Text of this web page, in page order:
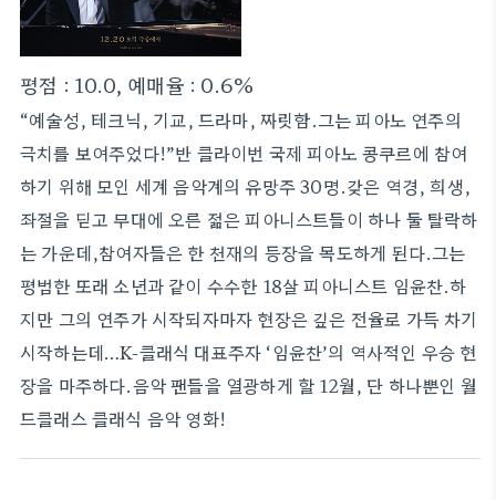
평점 : 10.0, 예매율 : 0.6%
“예술성, 테크닉, 기교, 드라마, 짜릿함.그는 피아노 연주의
극치를 보여주었다!”반 클라이번 국제 피아노 콩쿠르에 참여
하기 위해 모인 세계 음악계의 유망주 30명.갖은 역경, 희생,
좌절을 딛고 무대에 오른 젊은 피아니스트들이 하나 둘 탈락하
는 가운데,참여자들은 한 천재의 등장을 목도하게 된다.그는
평범한 또래 소년과 같이 수수한 18살 피아니스트 임윤찬.하
지만 그의 연주가 시작되자마자 현장은 깊은 전율로 가득 차기
시작하는데…K-클래식 대표주자 ‘임윤찬’의 역사적인 우승 현
장을 마주하다.음악 팬들을 열광하게 할 12월, 단 하나뿐인 월
드클래스 클래식 음악 영화!